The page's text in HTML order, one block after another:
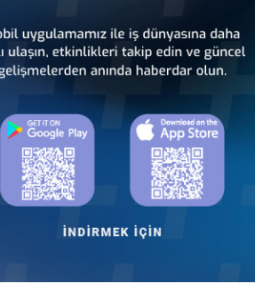
IŞIĞINDA TÜRKİYE GAYRİMENKUL
HEYETİNİN KATILIMIYLA TOPLANTI